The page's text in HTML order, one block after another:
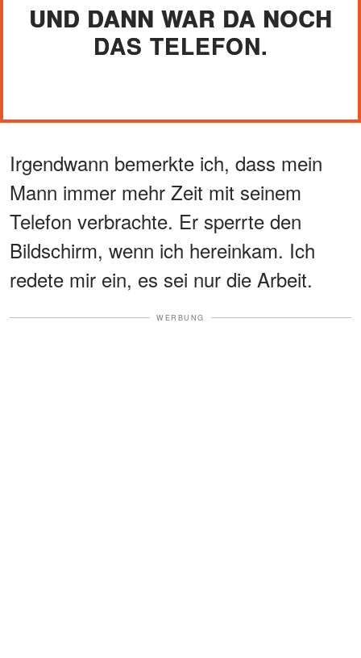
UND DANN WAR DA NOCH
DAS TELEFON.
Irgendwann bemerkte ich, dass mein
Mann immer mehr Zeit mit seinem
Telefon verbrachte. Er sperrte den
Bildschirm, wenn ich hereinkam. Ich
redete mir ein, es sei nur die Arbeit.
WERBUNG